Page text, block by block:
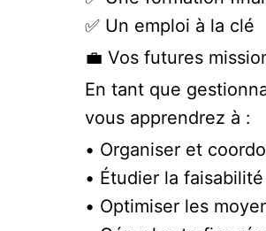
✅ Un emploi à la clé
💼 Vos futures
En tant que
vous apprendrez à :
• Organiser et
• Étudier la
• Optimiser les